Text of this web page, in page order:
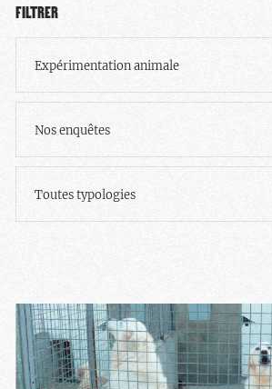
FILTRER
Expérimentation animale
Nos enquêtes
Toutes typologies